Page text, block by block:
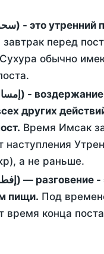
завтрак перед
обычно
других
Время Имсак
наступления
а не раньше.
пищи. Под
время конца